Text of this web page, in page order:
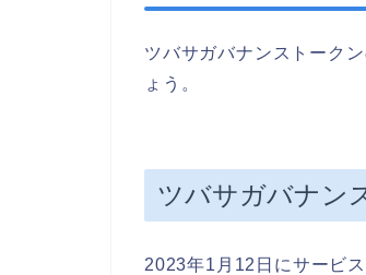
ツバサガバナンストーク
ょう。
ツバサガバナン
2023年1月12日にサービス